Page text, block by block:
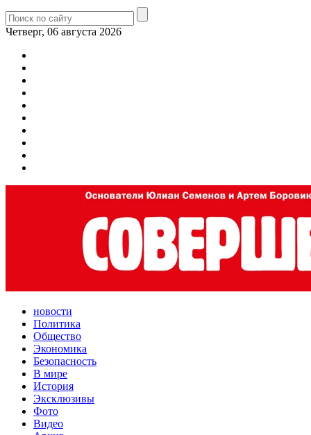
Четверг, 06 августа 2026
новости
Политика
Общество
Экономика
Безопасность
В мире
История
Эксклюзивы
Фото
Видео